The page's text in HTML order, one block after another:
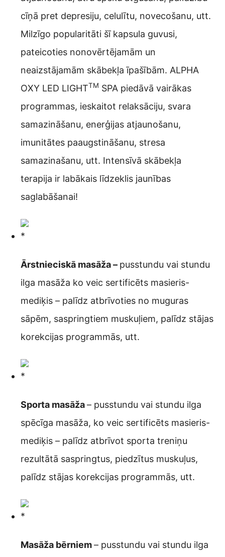
cīņā pret depresiju, celulītu, novecošanu, utt.
Milzīgo popularitāti šī kapsula guvusi,
pateicoties nonovērtējamām un
neaizstājamām skābekļa īpašībām. ALPHA
OXY LED LIGHTTM SPA piedāvā vairākas
programmas, ieskaitot relaksāciju, svara
samazināšanu, enerģijas atjaunošanu,
imunitātes paaugstināšanu, stresa
samazinašanu, utt. Intensīvā skābekļa
terapija ir labākais līdzeklis jaunības
saglabāšanai!
Ārstnieciskā masāža – pusstundu vai stundu
ilga masāža ko veic sertificēts masieris-
mediķis – palīdz atbrīvoties no muguras
sāpēm, saspringtiem muskuļiem, palīdz stājas
korekcijas programmās, utt.
Sporta masāža– pusstundu vai stundu ilga
spēcīga masāža, ko veic sertificēts masieris-
mediķis – palīdz atbrīvot sporta treniņu
rezultātā saspringtus, piedzītus muskuļus,
palīdz stājas korekcijas programmās, utt.
Masāža bērniem– pusstundu vai stundu ilga